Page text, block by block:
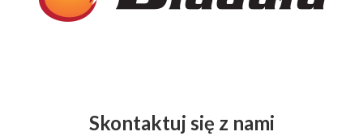
Skontaktuj się z nami